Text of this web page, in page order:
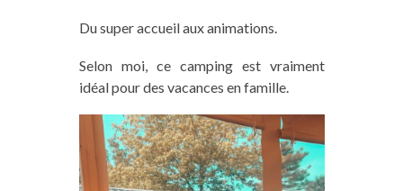
Du super accueil aux animations.
Selon moi, ce camping est vraiment
idéal pour des vacances en famille.